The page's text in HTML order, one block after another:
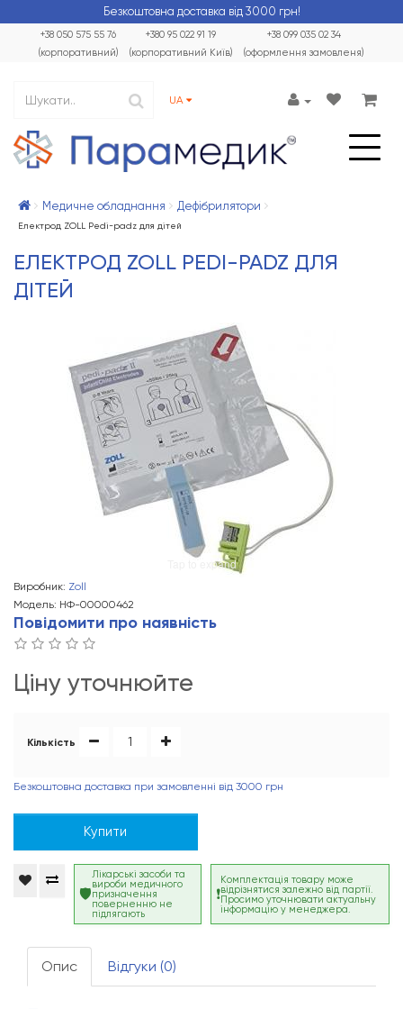
Безкоштовна доставка від 3000 грн!
+38 099 035 02 34
(оформлення замовленя)
+38 050 575 55 76
(корпоративний)
+380 95 022 91 19
(корпоративний Київ)
UA
Медичне обладнання Дефібрилятори
Електрод ZOLL Pedi-padz для дітей
ЕЛЕКТРОД ZOLL PEDI-PADZ ДЛЯ
ДІТЕЙ
Tap to expand
Виробник: Zoll
Модель: НФ-00000462
Повідомити про наявність
Ціну уточнюйте
Кількість
Безкоштовна доставка при замовленні від 3000 грн
Купити
Лікарські засоби та
вироби медичного
призначення
поверненню не
підлягають
Комплектація товару може
відрізнятися залежно від партії.
Просимо уточнювати актуальну
інформацію у менеджера.
Опис Відгуки (0)